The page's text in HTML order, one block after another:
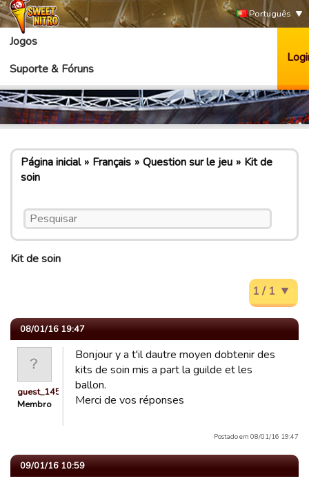
Português
Jogos
Suporte & Fóruns
Página inicial Français Question sur le jeu
Kit de
soin
Kit de soin
1 / 1
08/01/16 19:47
guest_1451141579292
Membro
Bonjour y a t'il dautre moyen dobtenir des
kits de soin mis a part la guilde et les
ballon.
Merci de vos réponses
Postado em 08/01/16 19:47
09/01/16 10:59